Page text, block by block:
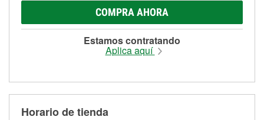
COMPRA AHORA
Estamos contratando
Aplica aquí
Horario de tienda